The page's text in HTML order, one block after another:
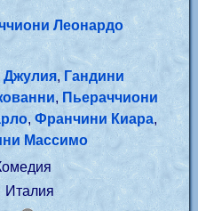
Леонардо
Джулия, Гандини
, Пьераччиони
, Франчини Киара,
Массимо
Италия